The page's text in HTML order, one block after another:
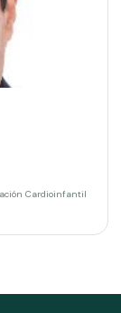
Cardioinfantil